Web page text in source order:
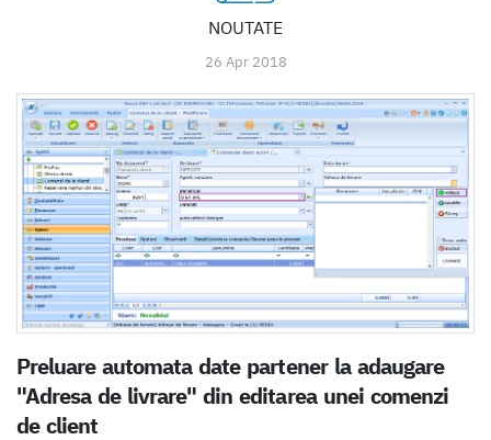
NOUTATE
26 Apr 2018
Preluare automata date partener la adaugare
"Adresa de livrare" din editarea unei comenzi
de client